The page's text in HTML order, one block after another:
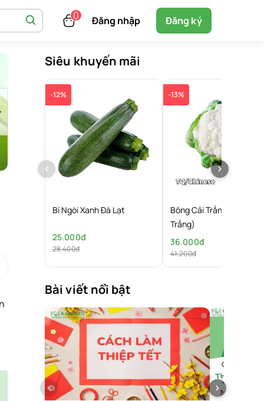
Đăng nhập Đăng ký
Siêu khuyến mãi
-12%
Bí Ngòi Xanh Đà Lạt
25.000đ
28.400đ
-13%
Bông Cải Trắng (Súp Lơ
Trắng)
36.000đ
41.200đ
Bài viết nổi bật